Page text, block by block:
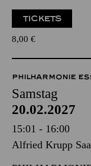
Für Kinder ab 5
8,00 €
PHILHARMONIE
Samstag
20.02.2027